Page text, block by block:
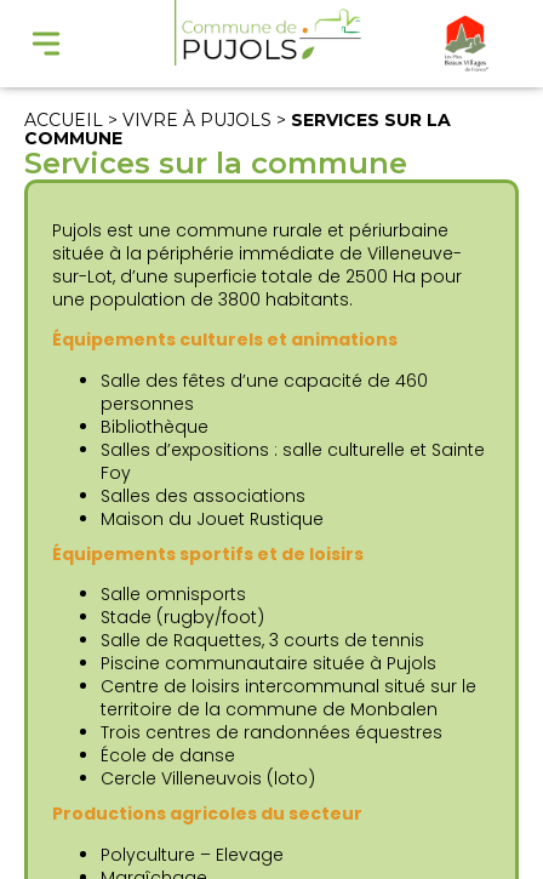
ACCUEIL > VIVRE À PUJOLS > SERVICES SUR LA
COMMUNE
Services sur la commune
Pujols est une commune rurale et périurbaine
située à la périphérie immédiate de Villeneuve-
sur-Lot, d’une superficie totale de 2500 Ha pour
une population de 3800 habitants.
Équipements culturels et animations
Salle des fêtes d’une capacité de 460
personnes
Bibliothèque
Salles d’expositions : salle culturelle et Sainte
Foy
Salles des associations
Maison du Jouet Rustique
Équipements sportifs et de loisirs
Salle omnisports
Stade (rugby/foot)
Salle de Raquettes, 3 courts de tennis
Piscine communautaire située à Pujols
Centre de loisirs intercommunal situé sur le
territoire de la commune de Monbalen
Trois centres de randonnées équestres
École de danse
Cercle Villeneuvois (loto)
Productions agricoles du secteur
Polyculture – Elevage